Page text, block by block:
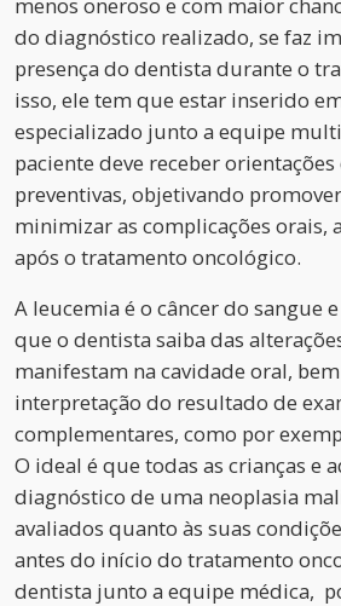
do diagnóstico realizado, se faz
presença do dentista durante o
isso, ele tem que estar inserido
especializado junto a equipe
paciente deve receber
preventivas, objetivando
minimizar as complicações orais,
após o tratamento oncológico.
A leucemia é o câncer do sangue
que o dentista saiba das
manifestam na cavidade oral,
interpretação do resultado de
complementares, como por
O ideal é que todas as crianças e
diagnóstico de uma neoplasia
avaliados quanto às suas
antes do início do tratamento
dentista junto a equipe médica,